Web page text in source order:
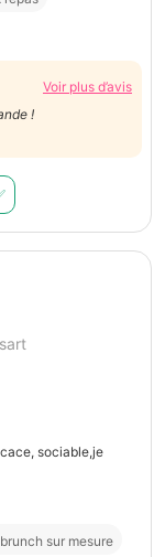
Voir plus d’avis
!
sociable,je
sur mesure